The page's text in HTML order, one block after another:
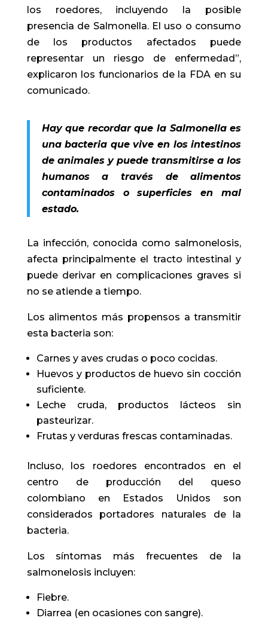
los roedores, incluyendo la posible
presencia de Salmonella. El uso o consumo
de los productos afectados puede
representar un riesgo de enfermedad”,
explicaron los funcionarios de la FDA en su
comunicado.
Hay que recordar que la Salmonella es
una bacteria que vive en los intestinos
de animales y puede transmitirse a los
humanos a través de alimentos
contaminados o superficies en mal
estado.
La infección, conocida como salmonelosis,
afecta principalmente el tracto intestinal y
puede derivar en complicaciones graves si
no se atiende a tiempo.
Los alimentos más propensos a transmitir
esta bacteria son:
Carnes y aves crudas o poco cocidas.
Huevos y productos de huevo sin cocción
suficiente.
Leche cruda, productos lácteos sin
pasteurizar.
Frutas y verduras frescas contaminadas.
Incluso, los roedores encontrados en el
centro de producción del queso
colombiano en Estados Unidos son
considerados portadores naturales de la
bacteria.
Los síntomas más frecuentes de la
salmonelosis incluyen:
Fiebre.
Diarrea (en ocasiones con sangre).